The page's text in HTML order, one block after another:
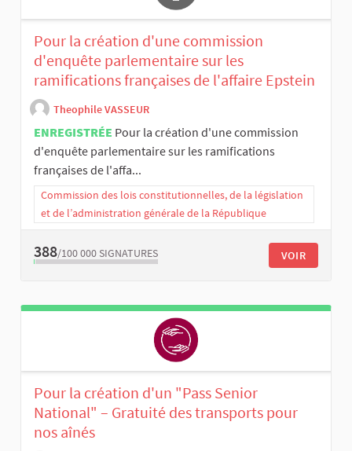
Pour la création d'une commission
d'enquête parlementaire sur les
ramifications françaises de l'affaire Epstein
Theophile VASSEUR
ENREGISTRÉE Pour la création d'une commission
d'enquête parlementaire sur les ramifications
françaises de l'affa...
Commission des lois constitutionnelles, de la législation
et de l’administration générale de la République
388/100 000 SIGNATURES VOIR
Pour la création d'un "Pass Senior
National" – Gratuité des transports pour
nos aînés